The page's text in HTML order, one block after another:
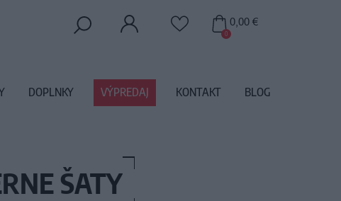
ŠATY
0
0,00 €
DOPLNKY VÝPREDAJ KONTAKT BLOG